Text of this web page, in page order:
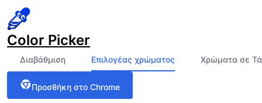
Color Picker
Διαβάθμιση Επιλογέας χρώματος Χρώματα σε
Προσθήκη στο Chrome